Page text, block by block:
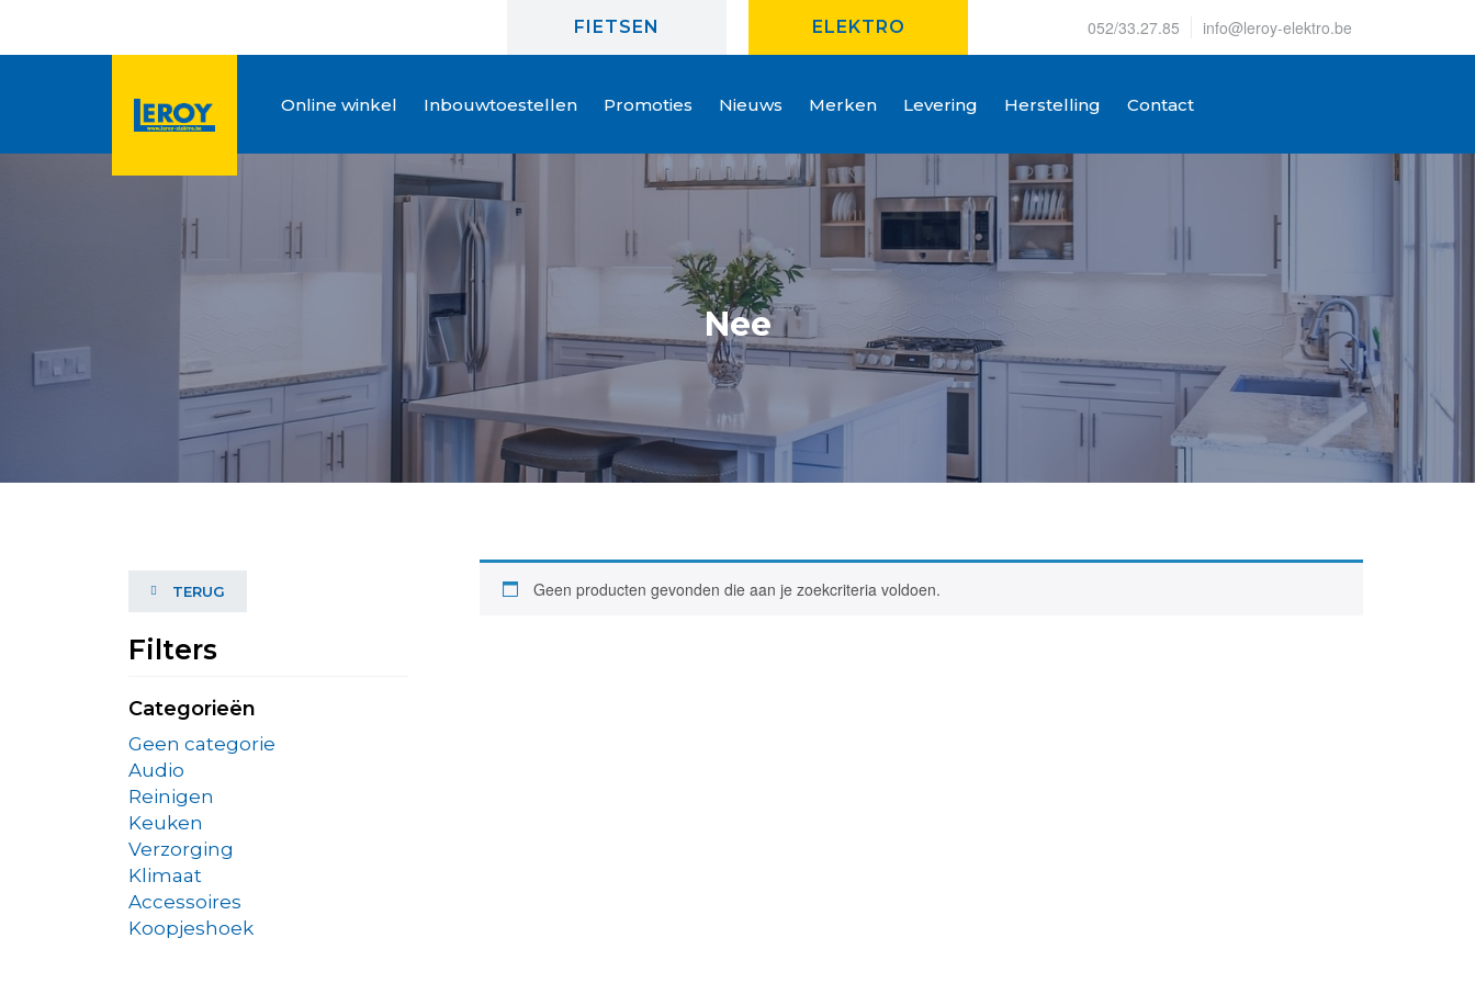
FIETSEN ELEKTRO 052/33.27.85 info@leroy-elektro.be
Online winkel Inbouwtoestellen Promoties Nieuws Merken Levering Herstelling Contact
Nee
TERUG
Filters
Categorieën
Geen categorie
Audio
Reinigen
Keuken
Verzorging
Klimaat
Accessoires
Koopjeshoek
Geen producten gevonden die aan je zoekcriteria voldoen.